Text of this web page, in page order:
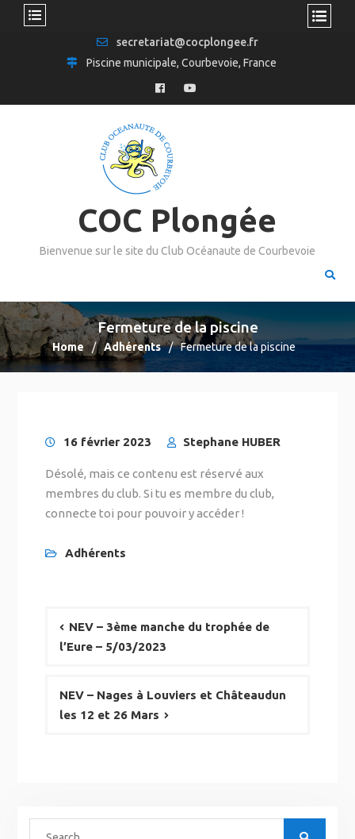
secretariat@cocplongee.fr
Piscine municipale, Courbevoie, France
COC Plongée
Bienvenue sur le site du Club Océanaute de Courbevoie
Fermeture de la piscine
Home Adhérents Fermeture de la piscine
16 février 2023 Stephane HUBER
Désolé, mais ce contenu est réservé aux
membres du club. Si tu es membre du club,
connecte toi pour pouvoir y accéder !
Adhérents
NEV – 3ème manche du trophée de
l’Eure – 5/03/2023
NEV – Nages à Louviers et Châteaudun
les 12 et 26 Mars